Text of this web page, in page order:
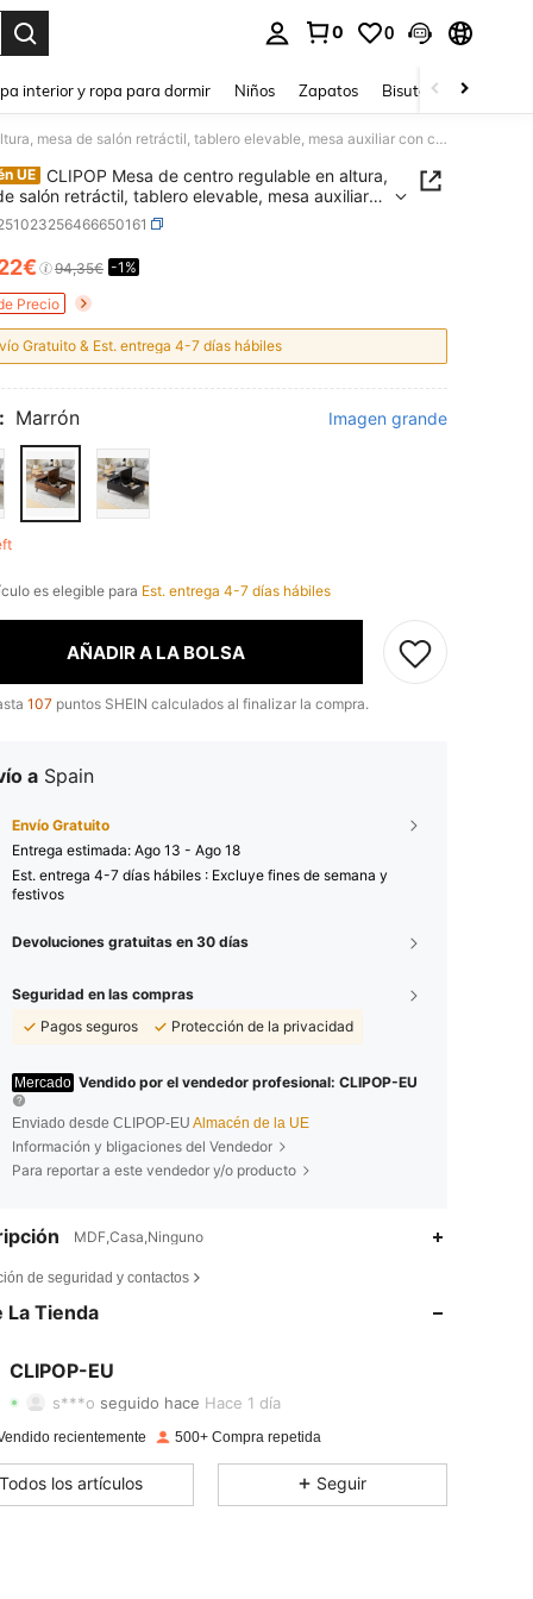
0 0
interior y ropa para dormir Niños Zapatos Bisutería Y
CLIPOP Mesa de centro regulable en altura, mesa de salón retráctil, tablero elevable, mesa auxiliar con compartimento oculto, mesa de sofá de madera, para salón, oficina
UE
CLIPOP Mesa de centro regulable en altura,
salón retráctil, tablero elevable, mesa auxiliar
oculto, mesa de sofá de madera,
oficina
AND AVAILABILITY
94,35€ -1%
Precio
Gratuito & Est. entrega 4-7 días hábiles
Marrón Imagen grande
es elegible para Est. entrega 4-7 días hábiles
AÑADIR A LA BOLSA
107 puntos SHEIN calculados al finalizar la compra.
a Spain
Envío Gratuito
Entrega estimada: Ago 13 - Ago 18
Est. entrega 4-7 días hábiles : Excluye fines de semana y
festivos
Devoluciones gratuitas en 30 días
Seguridad en las compras
Pagos seguros
Protección de la privacidad
Mercado Vendido por el vendedor profesional: CLIPOP-EU
Enviado desde CLIPOP-EU Almacén de la UE
Información y bligaciones del Vendedor
Para reportar a este vendedor y/o producto
MDF,Casa,Ninguno
de seguridad y contactos
La Tienda
CLIPOP-EU
4,78
4,78
s***o seguido hace Hace 1 día
4,78
recientemente 500+ Compra repetida
Todos los artículos Seguir